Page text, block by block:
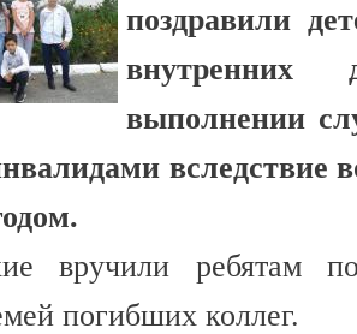
поздравили
выполнении
вследствие
вручили ребятам
погибших коллег.